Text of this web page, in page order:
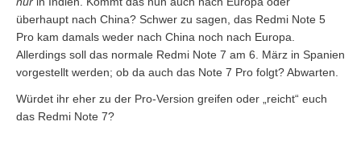
überhaupt nach China? Schwer zu sagen, das Redmi Note 5
Pro kam damals weder nach China noch nach Europa.
Allerdings soll das normale Redmi Note 7 am 6. März in Spanien
vorgestellt werden; ob da auch das Note 7 Pro folgt? Abwarten.
Würdet ihr eher zu der Pro-Version greifen oder „reicht“ euch
das Redmi Note 7?